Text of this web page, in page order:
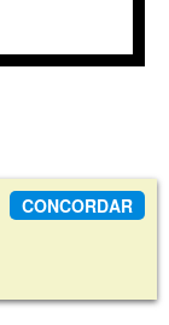
CONCORDAR